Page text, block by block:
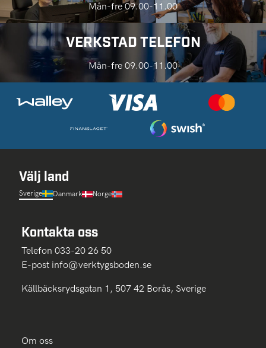
Mån-fre 09.00-11.00
VERKSTAD TELEFON
Mån-fre 09.00-11.00
Välj land
Sverige Danmark Norge
Kontakta oss
Telefon 033-20 26 50
E-post info@verktygsboden.se
Källbäcksrydsgatan 1, 507 42 Borås, Sverige
Om oss